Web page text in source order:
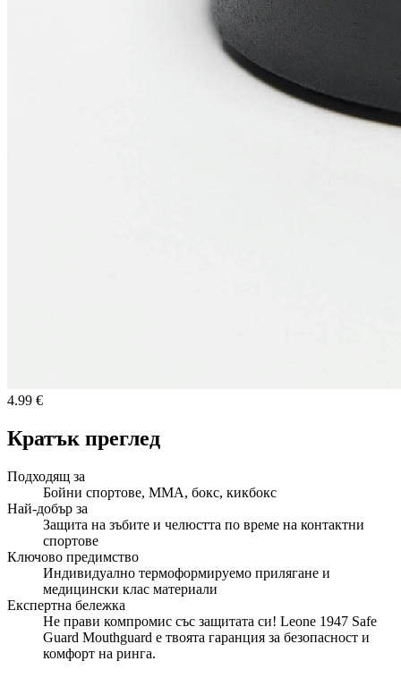
4.99 €
Кратък преглед
Подходящ за
Бойни спортове, ММА, бокс, кикбокс
Най-добър за
Защита на зъбите и челюстта по време на контактни
спортове
Ключово предимство
Индивидуално термоформируемо прилягане и
медицински клас материали
Експертна бележка
Не прави компромис със защитата си! Leone 1947 Safe
Guard Mouthguard е твоята гаранция за безопасност и
комфорт на ринга.